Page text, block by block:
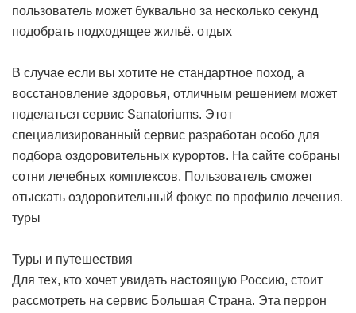
пользователь может буквально за несколько секунд
подобрать подходящее жильё. отдых
В случае если вы хотите не стандартное поход, а
восстановление здоровья, отличным решением может
поделаться сервис Sanatoriums. Этот
специализированный сервис разработан особо для
подбора оздоровительных курортов. На сайте собраны
сотни лечебных комплексов. Пользователь сможет
отыскать оздоровительный фокус по профилю лечения.
туры
Туры и путешествия
Для тех, кто хочет увидать настоящую Россию, стоит
рассмотреть на сервис Большая Страна. Эта перрон